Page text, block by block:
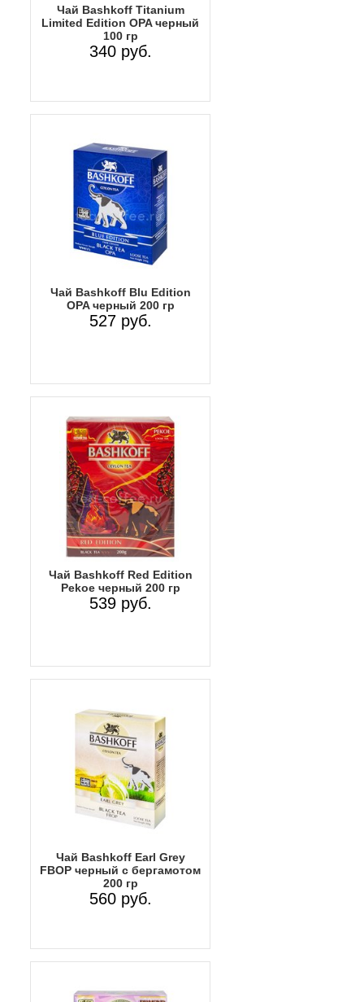
Чай Bashkoff Titanium
Limited Edition OPA черный
100 гр
340 руб.
Чай Bashkoff Blu Edition
OPA черный 200 гр
527 руб.
Чай Bashkoff Red Edition
Pekoe черный 200 гр
539 руб.
Чай Bashkoff Earl Grey
FBOP черный с бергамотом
200 гр
560 руб.